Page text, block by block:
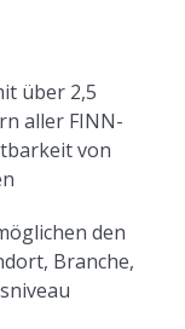
über 2,5
aller FINN-
von
den
Branche,